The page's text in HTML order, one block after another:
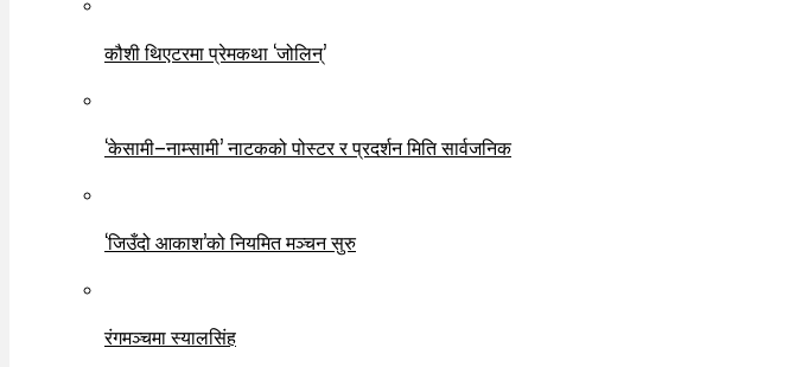
कौशी थिएटरमा प्रेमकथा ‘जोलिन्’
‘केसामी–नाम्सामी’ नाटकको पोस्टर र प्रदर्शन मिति सार्वजनिक
‘जिउँदो आकाश’को नियमित मञ्चन सुरु
रंगमञ्चमा स्यालसिंह